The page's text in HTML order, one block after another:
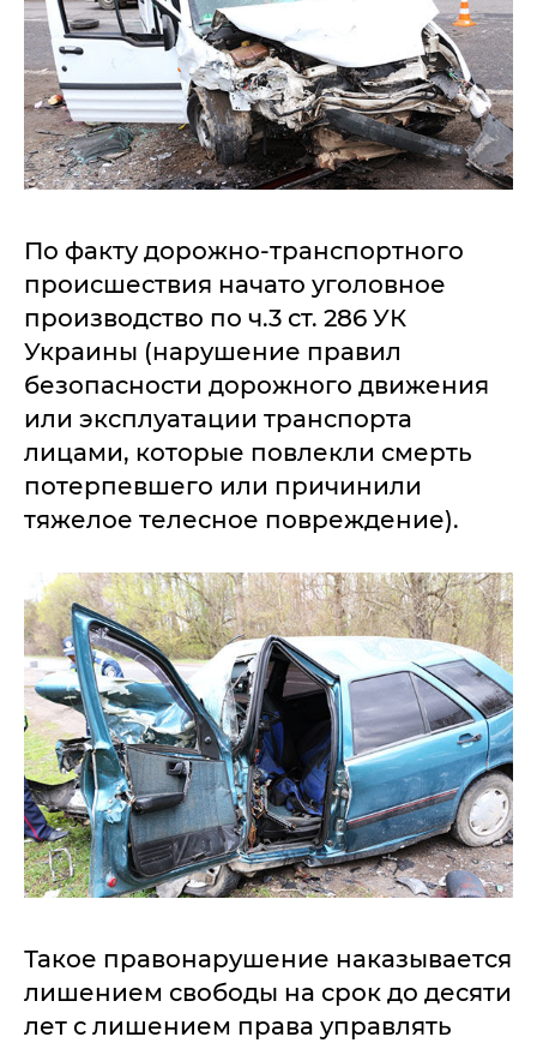
По факту дорожно-транспортного
происшествия начато уголовное
производство по ч.3 ст. 286 УК
Украины (нарушение правил
безопасности дорожного движения
или эксплуатации транспорта
лицами, которые повлекли смерть
потерпевшего или причинили
тяжелое телесное повреждение).
Такое правонарушение наказывается
лишением свободы на срок до десяти
лет с лишением права управлять